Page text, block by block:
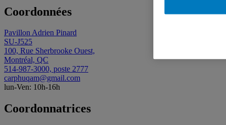
Coordonnées
Pavillon Adrien Pinard
SU-J525
100, Rue Sherbrooke Ouest,
Montréal, QC
514-987-3000, poste 2777
carphuqam@gmail.com
lun-Ven: 10h-16h
Coordonnatrices